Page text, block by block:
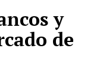
y
de